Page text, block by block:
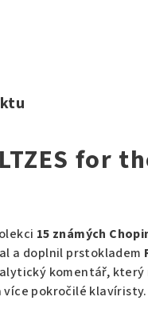
for
15 známých
a doplnil prstokladem
komentář, který
více pokročilé klavíristy.